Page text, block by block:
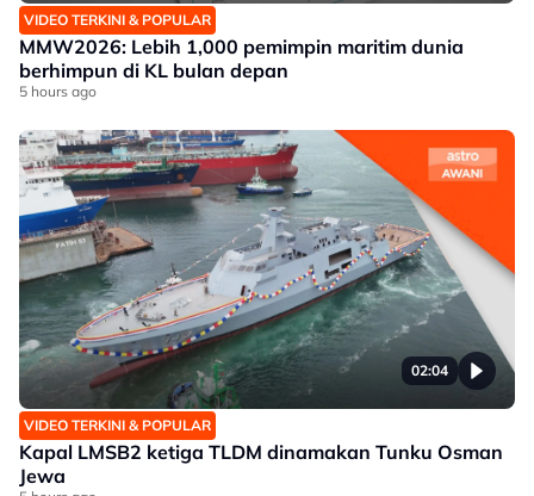
VIDEO TERKINI & POPULAR
MMW2026: Lebih 1,000 pemimpin maritim dunia
berhimpun di KL bulan depan
5 hours ago
02:04
VIDEO TERKINI & POPULAR
Kapal LMSB2 ketiga TLDM dinamakan Tunku Osman
Jewa